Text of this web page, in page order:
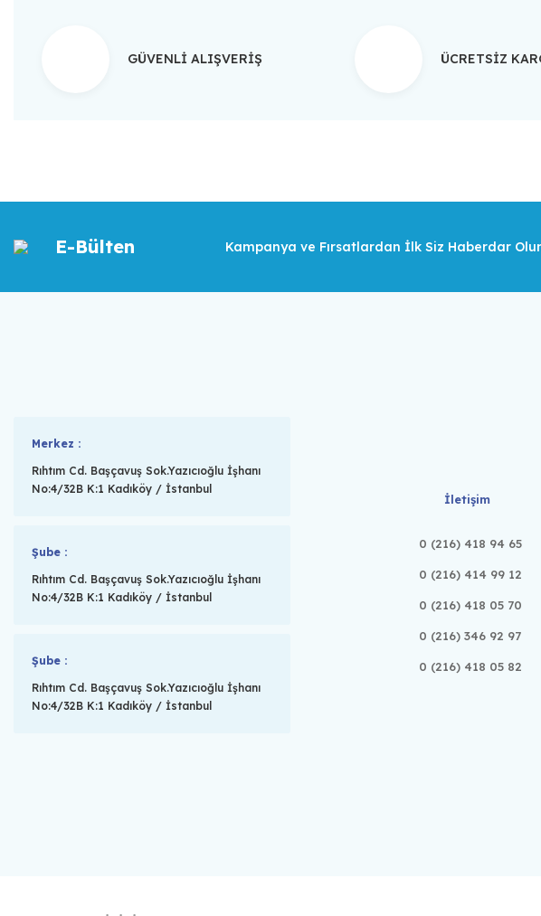
GÜVENLİ ALIŞVERİŞ ÜCRETSİZ
E-Bülten Kampanya ve Fırsatlardan İlk Siz Haberdar
Merkez :
Rıhtım Cd. Başçavuş Sok.Yazıcıoğlu İşhanı
No:4/32B K:1 Kadıköy / İstanbul
Şube :
Rıhtım Cd. Başçavuş Sok.Yazıcıoğlu İşhanı
No:4/32B K:1 Kadıköy / İstanbul
Şube :
Rıhtım Cd. Başçavuş Sok.Yazıcıoğlu İşhanı
No:4/32B K:1 Kadıköy / İstanbul
İletişim
0 (216) 418 94 65
0 (216) 414 99 12
0 (216) 418 05 70
0 (216) 346 92 97
0 (216) 418 05 82